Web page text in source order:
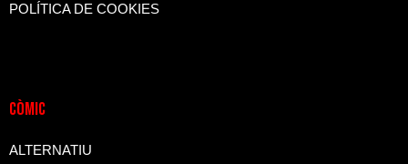
POLÍTICA DE COOKIES
CòMIC
ALTERNATIU